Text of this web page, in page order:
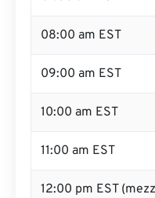
08:00 am EST
09:00 am EST
10:00 am EST
11:00 am EST
12:00 pm EST